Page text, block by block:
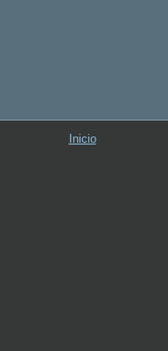
Inicio